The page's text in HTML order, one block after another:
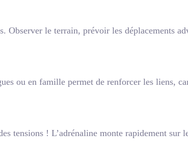
le terrain, prévoir les déplacements
ou en famille permet de renforcer les liens,
tensions ! L’adrénaline monte rapidement sur